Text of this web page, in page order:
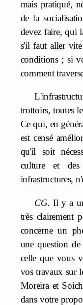
mais pratiqué,
de la
devez faire, qui
s'il faut aller
conditions ; si
comment
trottoirs, toutes
Ce qui, en
est censé
qu'il soit
culture et
infrastructures,
CG.Il y a
très clairement
concerne un
une question
celle que vous
vos travaux sur
Moreira et
dans votre